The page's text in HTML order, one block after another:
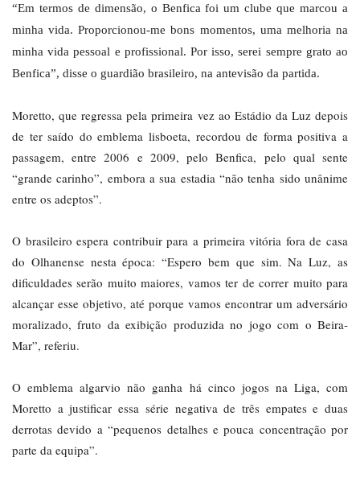
“Em termos de dimensão, o Benfica foi um clube que marcou a
minha vida. Proporcionou-me bons momentos, uma melhoria na
minha vida pessoal e profissional. Por isso, serei sempre grato ao
Benfica”, disse o guardião brasileiro, na antevisão da partida.
Moretto, que regressa pela primeira vez ao Estádio da Luz depois
de ter saído do emblema lisboeta, recordou de forma positiva a
passagem, entre 2006 e 2009, pelo Benfica, pelo qual sente
“grande carinho”, embora a sua estadia “não tenha sido unânime
entre os adeptos”.
O brasileiro espera contribuir para a primeira vitória fora de casa
do Olhanense nesta época: “Espero bem que sim. Na Luz, as
dificuldades serão muito maiores, vamos ter de correr muito para
alcançar esse objetivo, até porque vamos encontrar um adversário
moralizado, fruto da exibição produzida no jogo com o Beira-
Mar”, referiu.
O emblema algarvio não ganha há cinco jogos na Liga, com
Moretto a justificar essa série negativa de três empates e duas
derrotas devido a “pequenos detalhes e pouca concentração por
parte da equipa”.